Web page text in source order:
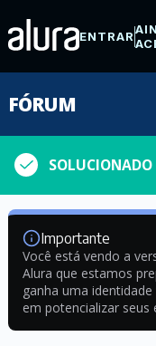
ENTRAR
FÓRUM
SOLUCIONADO
Importante
Você está vendo a
Alura que estamos
ganha uma
em potencializar seus